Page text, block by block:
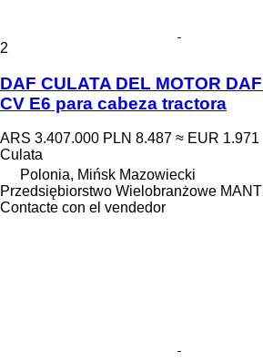
2
DAF CULATA DEL MOTOR
CV E6 para cabeza tractora
ARS 3.407.000 PLN 8.487 ≈ EUR 1.971
Culata
Polonia, Mińsk Mazowiecki
Przedsiębiorstwo Wielobranżowe
Contacte con el vendedor